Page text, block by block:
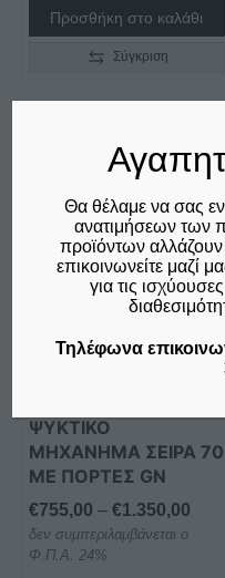
Προσθήκη στο καλάθι
Σύγκριση
ΨΥΚΤΙΚΟ
ΜΗΧΑΝΗΜΑ ΣΕΙΡΑ 70
ΜΕ ΠΟΡΤΕΣ GN
€755,00 – €1.350,00
δεν συμπεριλαμβάνεται ο
Φ.Π.Α. 24%
προϊόν
πολλαπλές
παραλλαγές.
επιλογές
επιλεγούν
στη
σελίδα
του
προϊόντος
Θα θέλαμε να σας
ανατιμήσεων των
προϊόντων
επικοινωνείτε μαζί
για τις
Τηλέφωνα